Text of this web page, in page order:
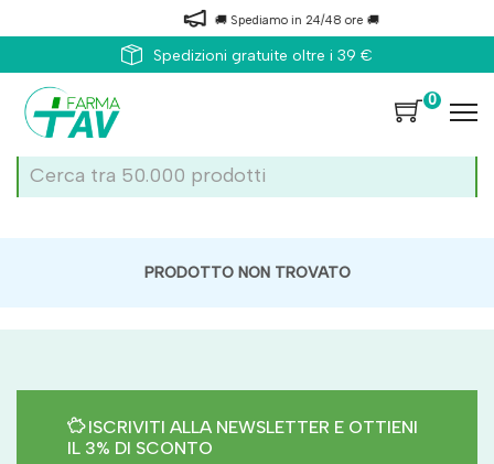
🚚 Spediamo in 24/48 ore 🚚
Spedizioni gratuite oltre i 39 €
0
PRODOTTO NON TROVATO
ISCRIVITI ALLA NEWSLETTER E OTTIENI
IL 3% DI SCONTO